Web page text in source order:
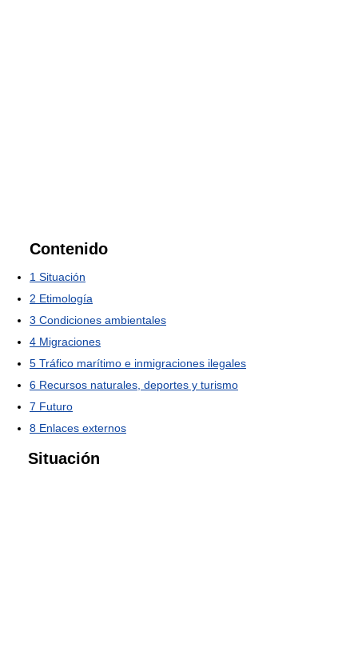
Contenido
1 Situación
2 Etimología
3 Condiciones ambientales
4 Migraciones
5 Tráfico marítimo e inmigraciones ilegales
6 Recursos naturales, deportes y turismo
7 Futuro
8 Enlaces externos
Situación